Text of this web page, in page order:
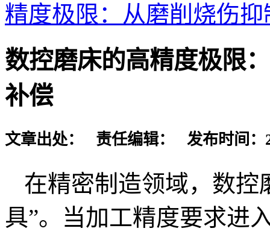
精度极限：从磨削烧伤
数控磨床的高精度极限
补偿
文章出处： 责任编辑： 发布时间：
在精密制造领域，数控
具”。当加工精度要求进